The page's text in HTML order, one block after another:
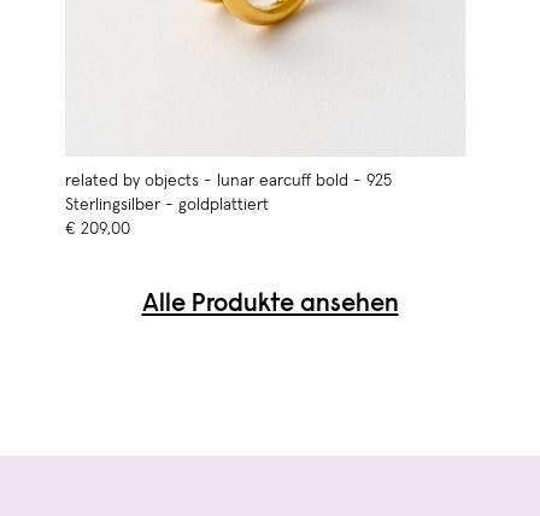
related by objects - lunar earcuff bold - 925
Sterlingsilber - goldplattiert
€ 209,00
Alle Produkte ansehen